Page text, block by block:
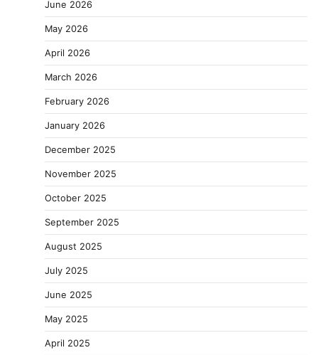
June 2026
May 2026
April 2026
March 2026
February 2026
January 2026
December 2025
November 2025
October 2025
September 2025
August 2025
July 2025
June 2025
May 2025
April 2025